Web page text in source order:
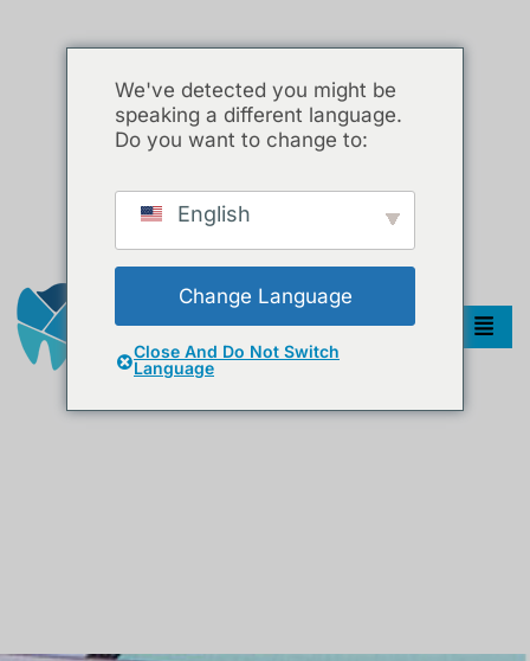
We've detected you might be
speaking a different language.
Do you want to change to:
English
Change Language
Close And Do Not Switch
Language